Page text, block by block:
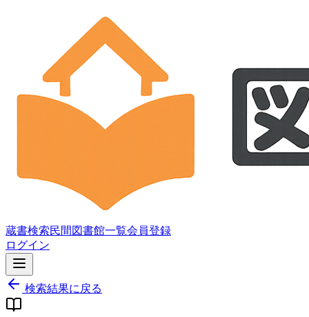
蔵書検索民間図書館一覧会員登録
ログイン
検索結果に戻る